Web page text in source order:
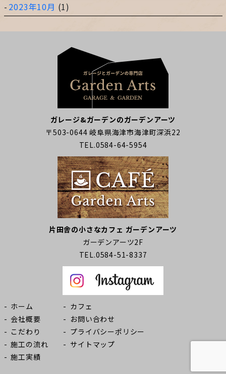
2023年10月 (1)
ガレージ&ガーデンのガーデンアーツ
〒503-0644 岐阜県海津市海津町深浜22
TEL.0584-64-5954
片田舎の小さなカフェ ガーデンアーツ
ガーデンアーツ2F
TEL.0584-51-8337
ホーム
会社概要
こだわり
施工の流れ
施工実績
カフェ
お問い合わせ
プライバシーポリシー
サイトマップ